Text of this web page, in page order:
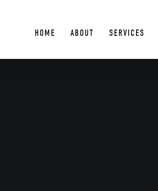
HOME ABOUT SERVICES